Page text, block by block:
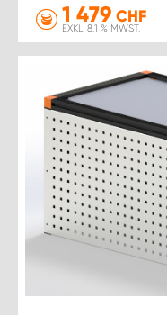
1 479 CHF
EXKL. 8.1 % MWST.